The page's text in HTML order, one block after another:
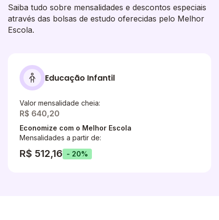
Saiba tudo sobre mensalidades e descontos especiais
através das bolsas de estudo oferecidas pelo Melhor
Escola.
Educação Infantil
Valor mensalidade cheia:
R$ 640,20
Economize com o Melhor Escola
Mensalidades a partir de:
R$ 512,16 - 20%